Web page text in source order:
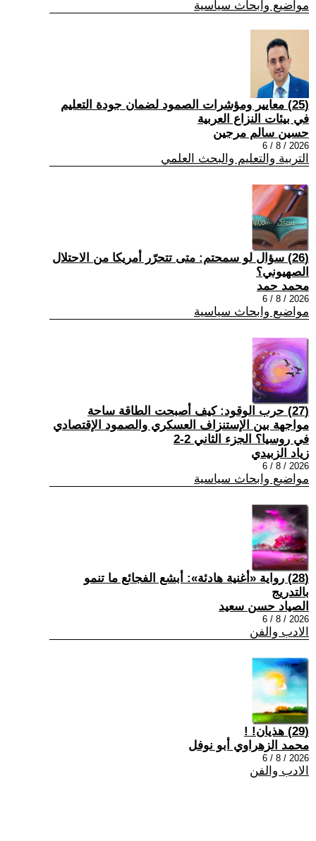
مواضيع وابحاث سياسية
(25) معايير ومؤشرات الصمود لضمان جودة التعليم
في بيئات النزاع العربية
حسين سالم مرجين
2026 / 8 / 6
التربية والتعليم والبحث العلمي
(26) سؤال لو سمحتم: متى تتحرّر أمريكا من الاحتلال
الصهيوني؟
محمد حمد
2026 / 8 / 6
مواضيع وابحاث سياسية
(27) حرب الوقود: كيف أصبحت الطاقة ساحة
مواجهة بين الإستنزاف العسكري والصمود الإقتصادي
في روسيا؟ الجزء الثاني 2-2
زياد الزبيدي
2026 / 8 / 6
مواضيع وابحاث سياسية
(28) رواية «أغنية هادئة»: أبشع الفجائع ما تنمو
بالتدريج
الصياد حسن سعيد
2026 / 8 / 6
الادب والفن
(29) هذيان! !
محمد الزهراوي أبو نوفل
2026 / 8 / 6
الادب والفن